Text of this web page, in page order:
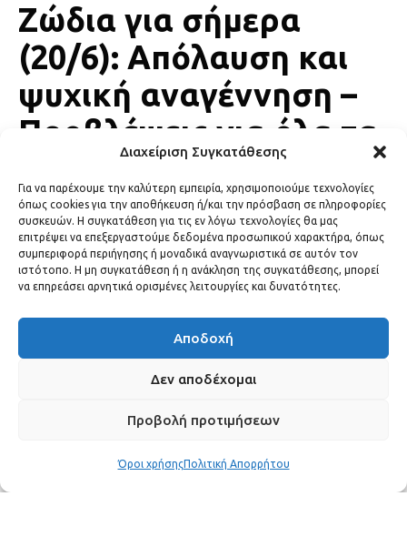
Διαχείριση Συγκατάθεσης
Για να παρέχουμε την καλύτερη εμπειρία, χρησιμοποιούμε τεχνολογίες
όπως cookies για την αποθήκευση ή/και την πρόσβαση σε πληροφορίες
συσκευών. Η συγκατάθεση για τις εν λόγω τεχνολογίες θα μας
επιτρέψει να επεξεργαστούμε δεδομένα προσωπικού χαρακτήρα, όπως
συμπεριφορά περιήγησης ή μοναδικά αναγνωριστικά σε αυτόν τον
ιστότοπο. Η μη συγκατάθεση ή η ανάκληση της συγκατάθεσης, μπορεί
να επηρεάσει αρνητικά ορισμένες λειτουργίες και δυνατότητες.
Αποδοχή
Δεν αποδέχομαι
Προβολή προτιμήσεων
Όροι χρήσηςΠολιτική Απορρήτου
Ζώδια για σήμερα
(20/6): Απόλαυση και
ψυχική αναγέννηση –
Προβλέψεις για όλα τα
ζώδια.
HOROSCOPE 20 Ιουνίου, 2026